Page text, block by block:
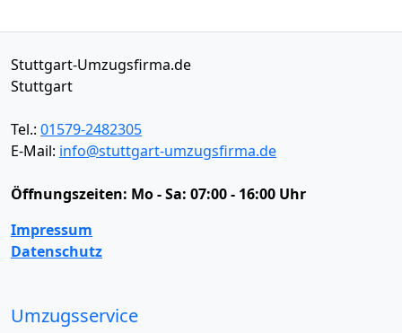
Stuttgart-Umzugsfirma.de
Stuttgart
Tel.: 01579-2482305
E-Mail: info@stuttgart-umzugsfirma.de
Öffnungszeiten: Mo - Sa: 07:00 - 16:00 Uhr
Impressum
Datenschutz
Umzugsservice